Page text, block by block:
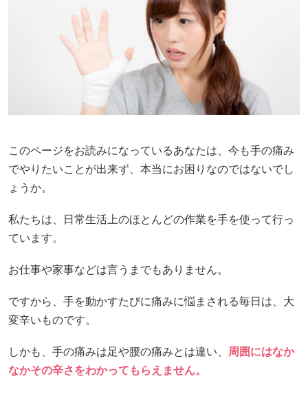
このページをお読みになっているあなたは、今も手の痛み
でやりたいことが出来ず、本当にお困りなのではないでし
ょうか。
私たちは、日常生活上のほとんどの作業を手を使って行っ
ています。
お仕事や家事などは言うまでもありません。
ですから、手を動かすたびに痛みに悩まされる毎日は、大
変辛いものです。
しかも、手の痛みは足や腰の痛みとは違い、 周囲にはなか
なかその辛さをわかってもらえません。